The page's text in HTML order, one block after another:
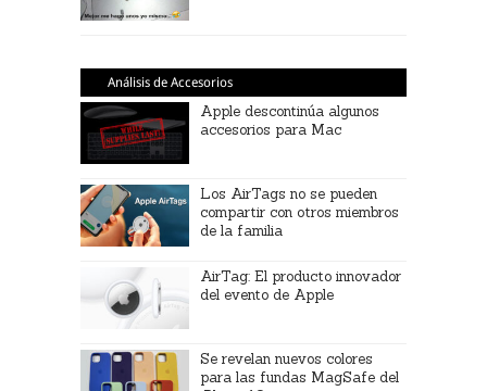
Análisis de Accesorios
Apple descontinúa algunos
accesorios para Mac
Los AirTags no se pueden
compartir con otros miembros
de la familia
AirTag: El producto innovador
del evento de Apple
Se revelan nuevos colores
para las fundas MagSafe del